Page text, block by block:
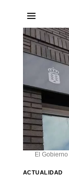
El
ACTUALIDAD